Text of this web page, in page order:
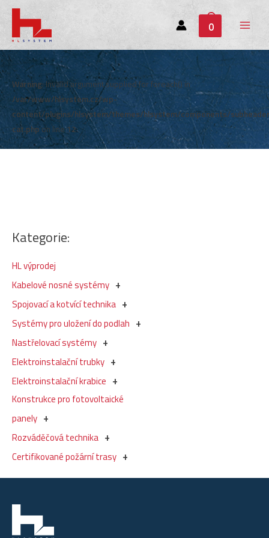
0
Main
Menu
Kategorie:
HL výprodej
Kabelové nosné systémy
Spojovací a kotvící technika
Systémy pro uložení do podlah
Nastřelovací systémy
Elektroinstalační trubky
Elektroinstalační krabice
Konstrukce pro fotovoltaické
panely
Rozváděčová technika
Certifikované požární trasy
Warning: Invalid argument supplied for foreach() in
/var/www/hlsystem.cz/wp-
content/plugins/hlsystem/themes/hlsystem/components/
cat.phpon line12